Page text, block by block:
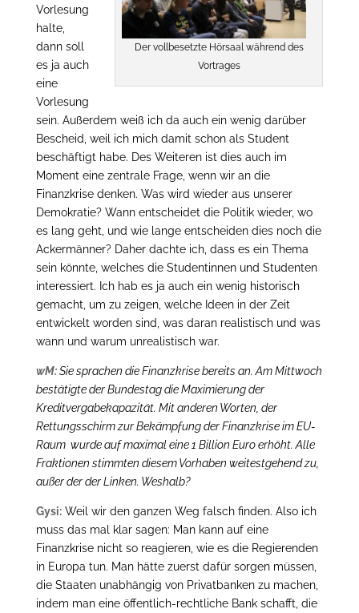
Der vollbesetzte Hörsaal während des
Vortrages
Vorlesung
halte,
dann soll
es ja auch
eine
Vorlesung
sein. Außerdem weiß ich da auch ein wenig darüber
Bescheid, weil ich mich damit schon als Student
beschäftigt habe. Des Weiteren ist dies auch im
Moment eine zentrale Frage, wenn wir an die
Finanzkrise denken. Was wird wieder aus unserer
Demokratie? Wann entscheidet die Politik wieder, wo
es lang geht, und wie lange entscheiden dies noch die
Ackermänner? Daher dachte ich, dass es ein Thema
sein könnte, welches die Studentinnen und Studenten
interessiert. Ich hab es ja auch ein wenig historisch
gemacht, um zu zeigen, welche Ideen in der Zeit
entwickelt worden sind, was daran realistisch und was
wann und warum unrealistisch war.
wM:Sie sprachen die Finanzkrise bereits an. Am Mittwoch
bestätigte der Bundestag die Maximierung der
Kreditvergabekapazität. Mit anderen Worten, der
Rettungsschirm zur Bekämpfung der Finanzkrise im EU-
Raum wurde auf maximal eine 1 Billion Euro erhöht. Alle
Fraktionen stimmten diesem Vorhaben weitestgehend zu,
außer der der Linken. Weshalb?
Gysi:Weil wir den ganzen Weg falsch finden. Also ich
muss das mal klar sagen: Man kann auf eine
Finanzkrise nicht so reagieren, wie es die Regierenden
in Europa tun. Man hätte zuerst dafür sorgen müssen,
die Staaten unabhängig von Privatbanken zu machen,
indem man eine öffentlich-rechtliche Bank schafft, die